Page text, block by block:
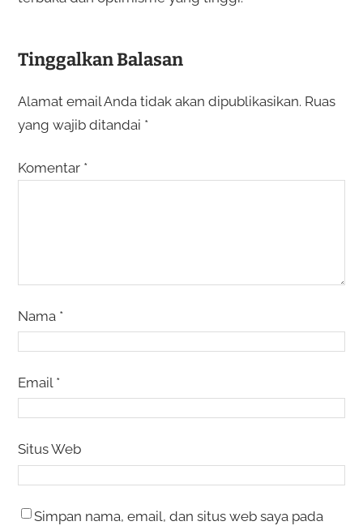
Tinggalkan Balasan
Alamat email Anda tidak akan dipublikasikan. Ruas
yang wajib ditandai *
Komentar *
Nama *
Email *
Situs Web
Simpan nama, email, dan situs web saya pada